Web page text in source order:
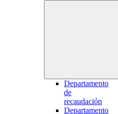
Departamento
de
recaudación
Departamento